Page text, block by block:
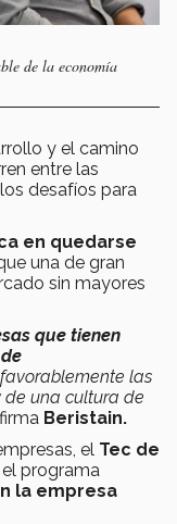
de la economía
y el camino
entre las
desafíos para
en quedarse
una de gran
sin mayores
que tienen
las
de una cultura de
Beristain.
el Tec de
programa
la empresa